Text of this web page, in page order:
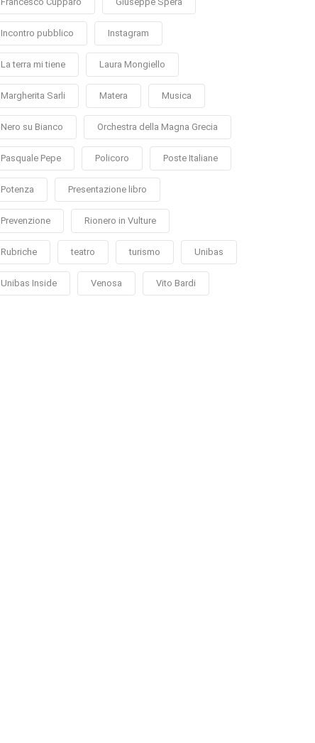
Incontro pubblico Instagram
La terra mi tiene Laura Mongiello
Margherita Sarli Matera Musica
Nero su Bianco Orchestra della Magna Grecia
Pasquale Pepe Policoro Poste Italiane
Potenza Presentazione libro
Prevenzione Rionero in Vulture
Rubriche teatro turismo Unibas
Unibas Inside Venosa Vito Bardi